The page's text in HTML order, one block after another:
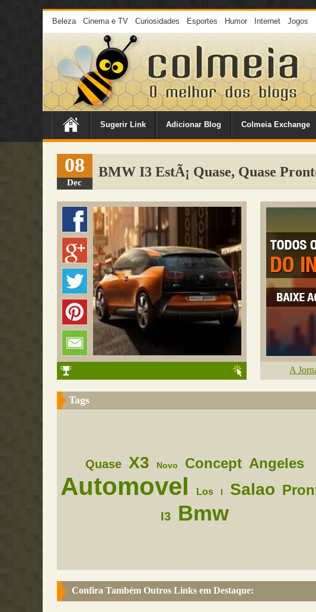
Beleza Cinema e TV Curiosidades Esportes Humor Internet Jogos
Sugerir Link Adicionar Blog Colmeia Exchange
08
Dec
BMW I3 EstÃ¡ Quase, Quase
A
Tags
Quase X3 Novo Concept Angeles
Automovel Los I Salao
I3 Bmw
Confira Também Outros Links em Destaque: